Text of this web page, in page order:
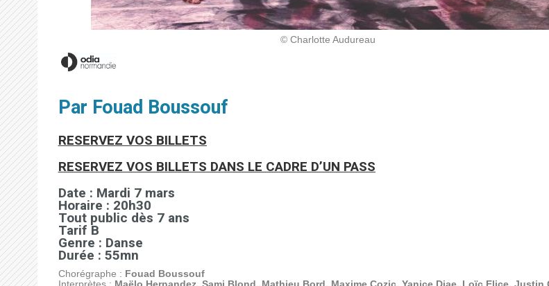
© Charlotte Audureau
Par Fouad Boussouf
RESERVEZ VOS BILLETS
RESERVEZ VOS BILLETS DANS LE CADRE D’UN PASS
Date : Mardi 7 mars
Horaire : 20h30
Tout public dès 7 ans
Tarif B
Genre : Danse
Durée : 55mn
Chorégraphe : Fouad Boussouf